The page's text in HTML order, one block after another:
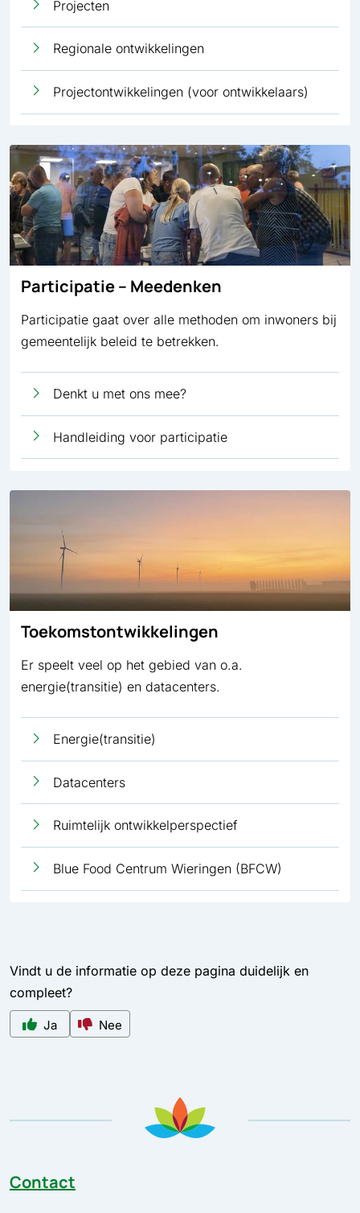
Projecten
Regionale ontwikkelingen
Projectontwikkelingen (voor ontwikkelaars)
Participatie – Meedenken
Participatie gaat over alle methoden om inwoners bij
gemeentelijk beleid te betrekken.
Denkt u met ons mee?
Handleiding voor participatie
Toekomstontwikkelingen
Er speelt veel op het gebied van o.a.
energie(transitie) en datacenters.
Energie(transitie)
Datacenters
Ruimtelijk ontwikkelperspectief
Blue Food Centrum Wieringen (BFCW)
Vindt u de informatie op deze pagina duidelijk en
compleet?
Ja Nee
Contact